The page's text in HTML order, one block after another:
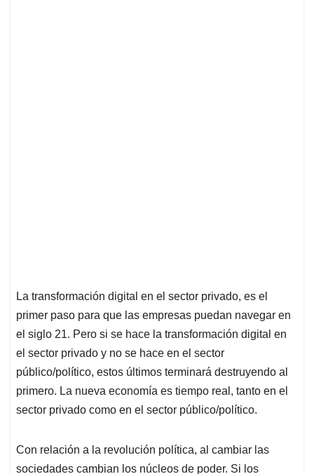
La transformación digital en el sector privado, es el
primer paso para que las empresas puedan navegar en
el siglo 21. Pero si se hace la transformación digital en
el sector privado y no se hace en el sector
público/político, estos últimos terminará destruyendo al
primero. La nueva economía es tiempo real, tanto en el
sector privado como en el sector público/político.
Con relación a la revolución política, al cambiar las
sociedades cambian los núcleos de poder. Si los